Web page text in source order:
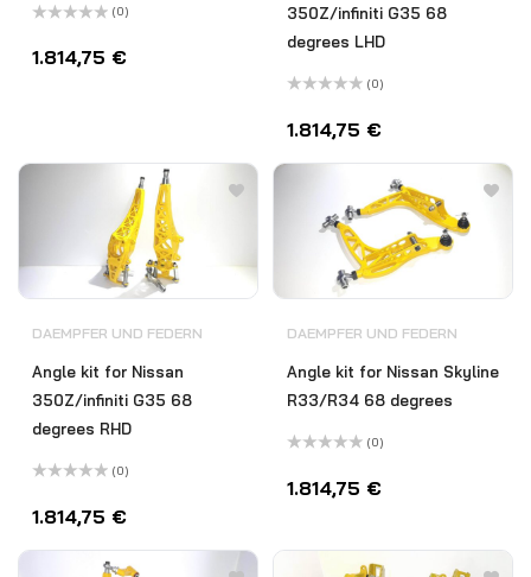
mit
0
(0)
1.814,75 €
350Z/infiniti G35 68
degrees LHD
0
5
(0)
1.814,75 €
DAEMPFER UND FEDERN
Angle kit for Nissan
350Z/infiniti G35 68
degrees RHD
mit
0
5
(0)
1.814,75 €
DAEMPFER UND FEDERN
Angle kit for Nissan Skyline
R33/R34 68 degrees
mit
0
(0)
1.814,75 €